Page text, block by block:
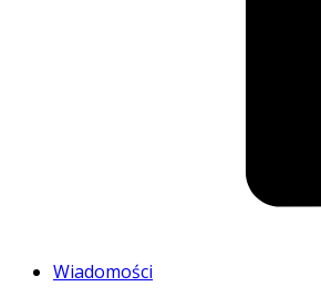
Wiadomości